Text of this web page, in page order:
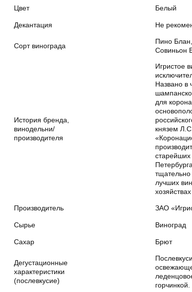
Цвет Белый
Декантация Не
Сорт винограда
Пино
Совиньон
История бренда,
винодельни/
производителя
Игристое
Названо в
для
князем
старейших
лучших
Производитель ЗАО
Сырье Виноград
Сахар Брют
Дегустационные
характеристики
(послевкусие)
горчинкой.